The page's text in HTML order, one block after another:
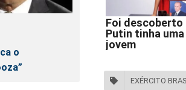
o
https://
sistema-tentou-
Vale a pena o
EXÉRCITO